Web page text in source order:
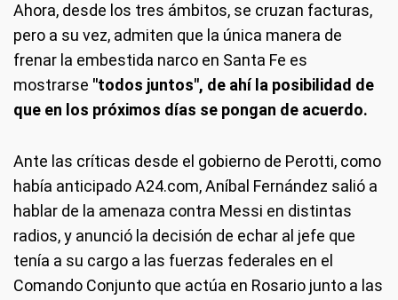
Ahora, desde los tres ámbitos, se cruzan facturas,
pero a su vez, admiten que la única manera de
frenar la embestida narco en Santa Fe es
mostrarse "todos juntos", de ahí la posibilidad de
que en los próximos días se pongan de acuerdo.
Ante las críticas desde el gobierno de Perotti, como
había anticipado A24.com, Aníbal Fernández salió a
hablar de la amenaza contra Messi en distintas
radios, y anunció la decisión de echar al jefe que
tenía a su cargo a las fuerzas federales en el
Comando Conjunto que actúa en Rosario junto a las